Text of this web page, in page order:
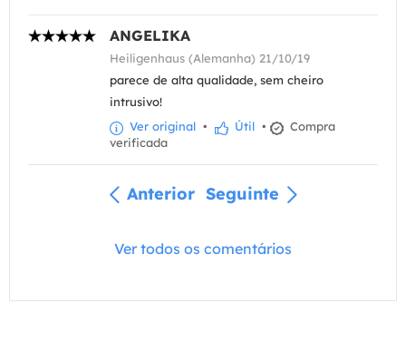
ANGELIKA
Heiligenhaus (Alemanha) 21/10/19
parece de alta qualidade, sem cheiro
intrusivo!
Ver original • Útil •
Compra
verificada
Anterior Seguinte
Ver todos os comentários